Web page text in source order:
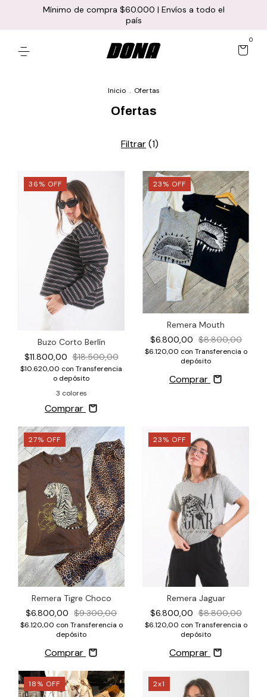
Mínimo de compra $60.000 | Envíos a todo el
país
0
Inicio . Ofertas
Ofertas
Filtrar(1)
36% OFF
Buzo Corto Berlín
$11.800,00 $18.500,00
$10.620,00 con Transferencia
o depósito
3 colores
Comprar
23% OFF
Remera Mouth
$6.800,00 $8.800,00
$6.120,00 con Transferencia o
depósito
Comprar
27% OFF
Remera Tigre Choco
$6.800,00 $9.300,00
$6.120,00 con Transferencia o
depósito
Comprar
23% OFF
Remera Jaguar
$6.800,00 $8.800,00
$6.120,00 con Transferencia o
depósito
Comprar
18% OFF 2x1